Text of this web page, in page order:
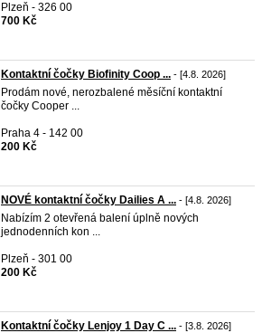
Plzeň - 326 00
700 Kč
Kontaktní čočky Biofinity Coop ... - [4.8. 2026]
Prodám nové, nerozbalené měsíční kontaktní
čočky Cooper ...
Praha 4 - 142 00
200 Kč
NOVÉ kontaktní čočky Dailies A ... - [4.8. 2026]
Nabízím 2 otevřená balení úplně nových
jednodenních kon ...
Plzeň - 301 00
200 Kč
Kontaktní čočky Lenjoy 1 Day C ... - [3.8. 2026]